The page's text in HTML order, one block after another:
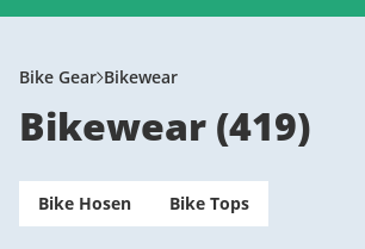
Svizzera (Italiano)
France
Bike Gear Bikewear
Bikewear (419)
Bike Hosen Bike Tops